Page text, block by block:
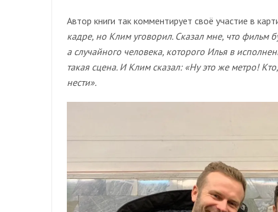
Автор книги так комментирует своё участие в
кадре, но Клим уговорил. Сказал мне, что фильм
а случайного человека, которого Илья в
такая сцена. И Клим сказал: «Ну это же метро!
нести».